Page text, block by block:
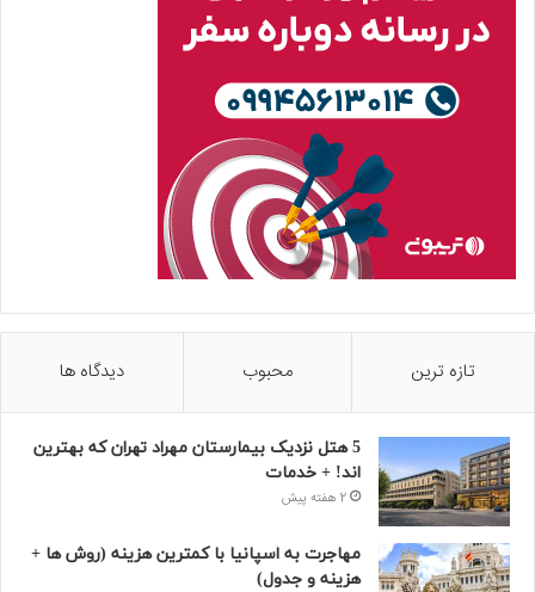
تازه ترین محبوب دیدگاه ها
5 هتل نزدیک بیمارستان مهراد تهران که بهترین‌
اند! + خدمات
2 هفته پیش
مهاجرت به اسپانیا با کمترین هزینه (روش ها +
هزینه و جدول)